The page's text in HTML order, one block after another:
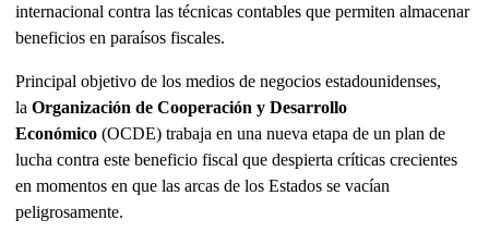
internacional contra las técnicas contables que permiten almacenar
beneficios en paraísos fiscales.
Principal objetivo de los medios de negocios estadounidenses,
la Organización de Cooperación y Desarrollo
Económico (OCDE) trabaja en una nueva etapa de un plan de
lucha contra este beneficio fiscal que despierta críticas crecientes
en momentos en que las arcas de los Estados se vacían
peligrosamente.